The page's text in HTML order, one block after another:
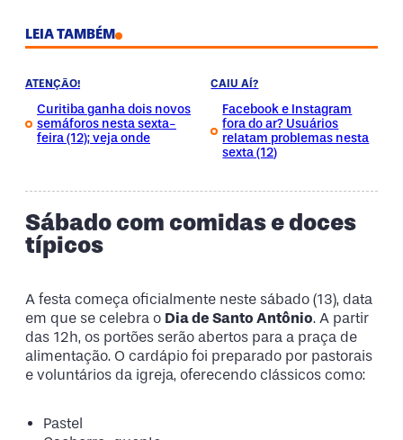
LEIA TAMBÉM
ATENÇÃO!
Curitiba ganha dois novos
semáforos nesta sexta-
feira (12); veja onde
CAIU AÍ?
Facebook e Instagram
fora do ar? Usuários
relatam problemas nesta
sexta (12)
Sábado com comidas e doces
típicos
A festa começa oficialmente neste sábado (13), data
em que se celebra o Dia de Santo Antônio. A partir
das 12h, os portões serão abertos para a praça de
alimentação. O cardápio foi preparado por pastorais
e voluntários da igreja, oferecendo clássicos como:
Pastel